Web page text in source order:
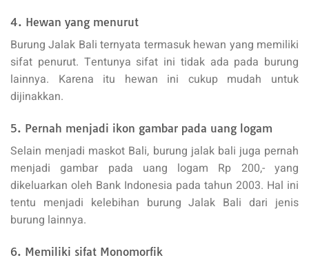
4. Hewan yang menurut
Burung Jalak Bali ternyata termasuk hewan yang memiliki
sifat penurut. Tentunya sifat ini tidak ada pada burung
lainnya. Karena itu hewan ini cukup mudah untuk
dijinakkan.
5. Pernah menjadi ikon gambar pada uang logam
Selain menjadi maskot Bali, burung jalak bali juga pernah
menjadi gambar pada uang logam Rp 200,- yang
dikeluarkan oleh Bank Indonesia pada tahun 2003. Hal ini
tentu menjadi kelebihan burung Jalak Bali dari jenis
burung lainnya.
6. Memiliki sifat Monomorfik